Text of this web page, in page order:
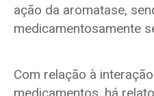
ação da aromatase,
medicamentosamente
Com relação à
medicamentos, há